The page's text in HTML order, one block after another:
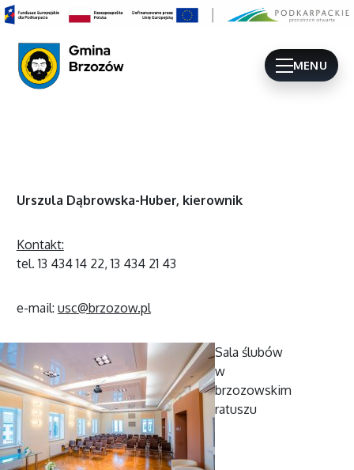
MENU
Urszula Dąbrowska-Huber, kierownik
Kontakt:
tel. 13 434 14 22, 13 434 21 43
e-mail: usc@brzozow.pl
Sala ślubów
w
brzozowskim
ratuszu